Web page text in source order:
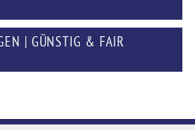
| GÜNSTIG & FAIR